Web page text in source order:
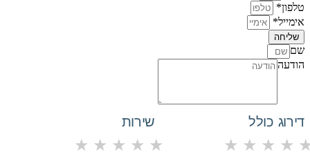
טלפון*
אימייל*
שליחה
שם
הודעה
דירוג כולל
★ ★ ★ ★
שירות
★ ★ ★ ★ ★